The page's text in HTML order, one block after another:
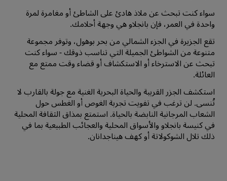
سواء كنت تبحث عن ملاذ هادئ على الشاطئ أو مغامرة لمرة
واحدة في العمر، فإن بانجلاو هي وجهة أحلامك.
تقع الجزيرة في الجزء الشمالي من بحر بوهول، وتوفر مجموعة
متنوعة من الشواطئ الجميلة التي تناسب ذوقك - سواء كنت
تبحث عن الاسترخاء أو الاستكشاف أو قضاء وقت ممتع مع
العائلة.
استكشف الجزر القريبة والحياة البحرية الغنية مع جولة بالقارب لا
تُنسى. لن ترغب في تفويت تجربة الغوص أو الغطس حول
الشعاب المرجانية النابضة بالحياة. استمتع بمذاق الثقافة المحلية
في كنيسة بانجلاو والأسواق المحلية والعجائب الطبيعية بما في
ذلك تلال الشوكولاتة أو كهف هيناجدانان.